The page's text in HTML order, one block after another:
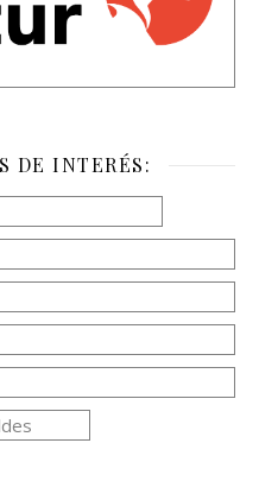
DE INTERÉS: